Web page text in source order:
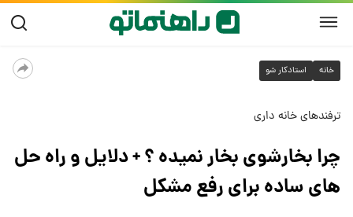
خانه استادکار شو
ترفندهای خانه داری
چرا بخارشوی بخار نمیده ؟ + دلایل و راه‌ حل‌
های ساده برای رفع مشکل